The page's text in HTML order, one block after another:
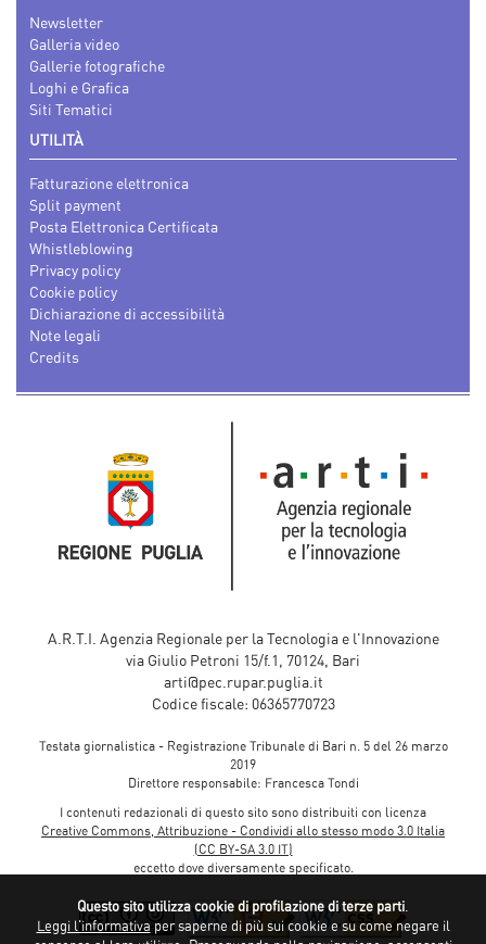
Newsletter
Galleria video
Gallerie fotografiche
Loghi e Grafica
Siti Tematici
UTILITÀ
Fatturazione elettronica
Split payment
Posta Elettronica Certificata
Whistleblowing
Privacy policy
Cookie policy
Dichiarazione di accessibilità
Note legali
Credits
A.R.T.I. Agenzia Regionale per la Tecnologia e l'Innovazione
via Giulio Petroni 15/f.1, 70124, Bari
arti@pec.rupar.puglia.it
Codice fiscale: 06365770723
Testata giornalistica - Registrazione Tribunale di Bari n. 5 del 26 marzo
2019
Direttore responsabile: Francesca Tondi
I contenuti redazionali di questo sito sono distribuiti con licenza
Creative Commons, Attribuzione - Condividi allo stesso modo 3.0 Italia
(CC BY-SA 3.0 IT)
eccetto dove diversamente specificato.
Questo sito utilizza cookie di profilazione di terze parti
Leggi l'informativaper saperne di più sui cookie e su come negare il